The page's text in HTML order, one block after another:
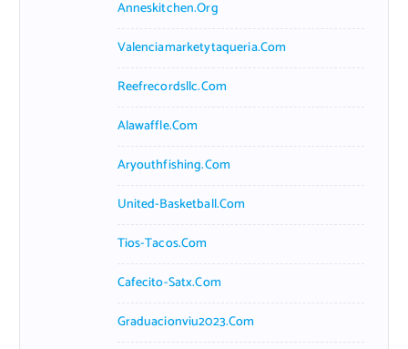
Anneskitchen.org
Valenciamarketytaqueria.com
Reefrecordsllc.com
Alawaffle.com
Aryouthfishing.com
United-Basketball.com
Tios-Tacos.com
Cafecito-Satx.com
Graduacionviu2023.com